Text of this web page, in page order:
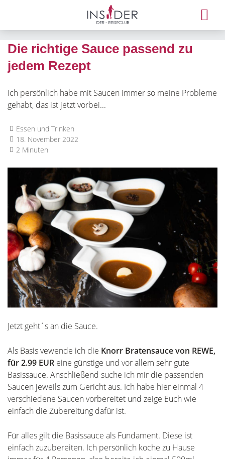
Die richtige Sauce passend zu
jedem Rezept
Ich persönlich habe mit Saucen immer so meine Probleme
gehabt, das ist jetzt vorbei...
Essen und Trinken
18. November 2022
2 Minuten
Jetzt geht´s an die Sauce.
Als Basis vewende ich die Knorr Bratensauce von REWE,
für 2.99 EUR eine günstige und vor allem sehr gute
Basissauce. Anschließend suche ich mir die passenden
Saucen jeweils zum Gericht aus. Ich habe hier einmal 4
verschiedene Saucen vorbereitet und zeige Euch wie
einfach die Zubereitung dafür ist.
Für alles gilt die Basissauce als Fundament. Diese ist
einfach zuzubereiten. Ich persönlich koche zu Hause